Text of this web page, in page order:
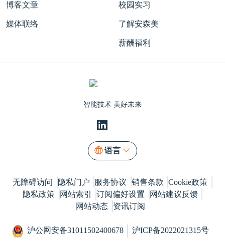
智能技术 美好未来
语言
博客文章
媒体联络
校园实习
了解安森美
薪酬福利
无障碍访问 隐私门户 服务协议 销售条款
Cookie政策
隐私政策
网站索引 订阅偏好设置
网站建议反馈
网站动态
资讯订阅
沪公网安备31011502400678 沪ICP备2022021315号